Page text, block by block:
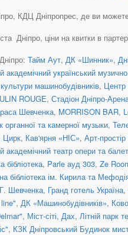
КДЦ Дніпропрес, де ви
Дніпро, ціни на квитки в
Тайм Аут, ДК «Шинник»,
академічний український
машинобудівників, Центр
ROUGE, Стадіон Дніпро-
Шевченка, MORRISON BAR,
органної та камерної музыки,
Цирк, Кав'ярня «НІС», Арт-
академічний театр опери та
бібліотека, Parle ауд 303, Ze
бібліотека ім. Кирила та
Шевченка, Гранд готель Україна,
, ДК «Машинобудівників»,
, Міст-сіті, Дах, Літній парк
, КЗК Дніпровський Будинок